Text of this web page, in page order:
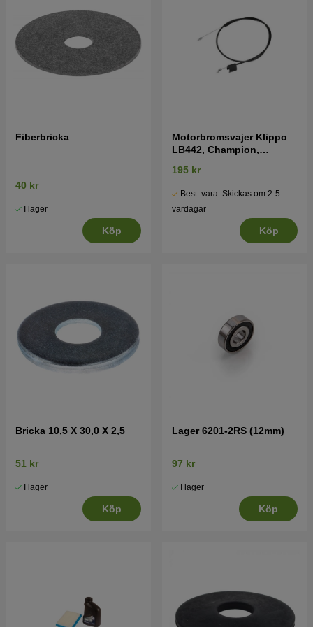
Tryck här för sprängskiss och reservdelslista till
Klippo Triumph 2009-2011
Fiberbricka
40 kr
I lager
Köp
Motorbromsvajer Klippo
LB442, Champion,
195 kr
Best. vara. Skickas om 2-5
vardagar
Köp
Bricka 10,5 X 30,0 X 2,5
51 kr
I lager
Köp
Lager 6201-2RS (12mm)
97 kr
I lager
Köp